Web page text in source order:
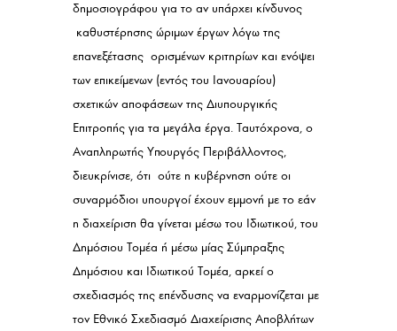
δημοσιογράφου για το αν υπάρχει κίνδυνος
καθυστέρησης ώριμων έργων λόγω της
επανεξέτασης ορισμένων κριτηρίων και ενόψει
των επικείμενων (εντός του Ιανουαρίου)
σχετικών αποφάσεων της Διυπουργικής
Επιτροπής για τα μεγάλα έργα. Ταυτόχρονα, ο
Αναπληρωτής Υπουργός Περιβάλλοντος,
διευκρίνισε, ότι ούτε η κυβέρνηση ούτε οι
συναρμόδιοι υπουργοί έχουν εμμονή με το εάν
η διαχείριση θα γίνεται μέσω του Ιδιωτικού, του
Δημόσιου Τομέα ή μέσω μίας Σύμπραξης
Δημόσιου και Ιδιωτικού Τομέα, αρκεί ο
σχεδιασμός της επένδυσης να εναρμονίζεται με
τον Εθνικό Σχεδιασμό Διαχείρισης Αποβλήτων